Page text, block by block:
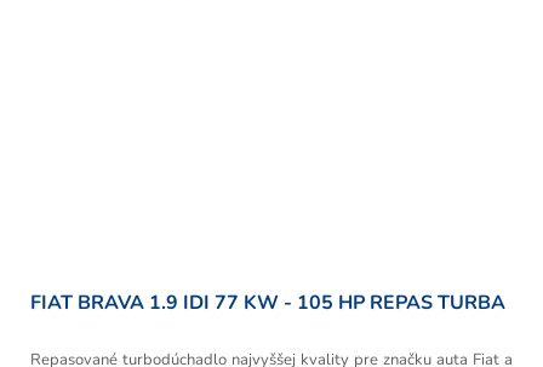
FIAT BRAVA 1.9 IDI 77 KW - 105 HP REPAS TURBA
Repasované turbodúchadlo najvyššej kvality pre značku auta Fiat a